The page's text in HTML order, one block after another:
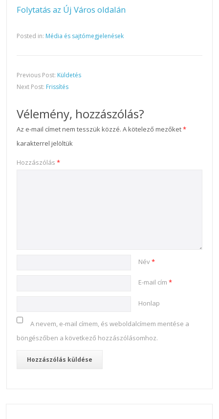
Folytatás az Új Város oldalán
Posted in: Média és sajtómegjelenések
Previous Post: Küldetés
Next Post: Frissítés
Vélemény, hozzászólás?
Az e-mail címet nem tesszük közzé. A kötelező mezőket*
karakterrel jelöltük
Hozzászólás*
Név*
E-mail cím*
Honlap
A nevem, e-mail címem, és weboldalcímem mentése a
böngészőben a következő hozzászólásomhoz.